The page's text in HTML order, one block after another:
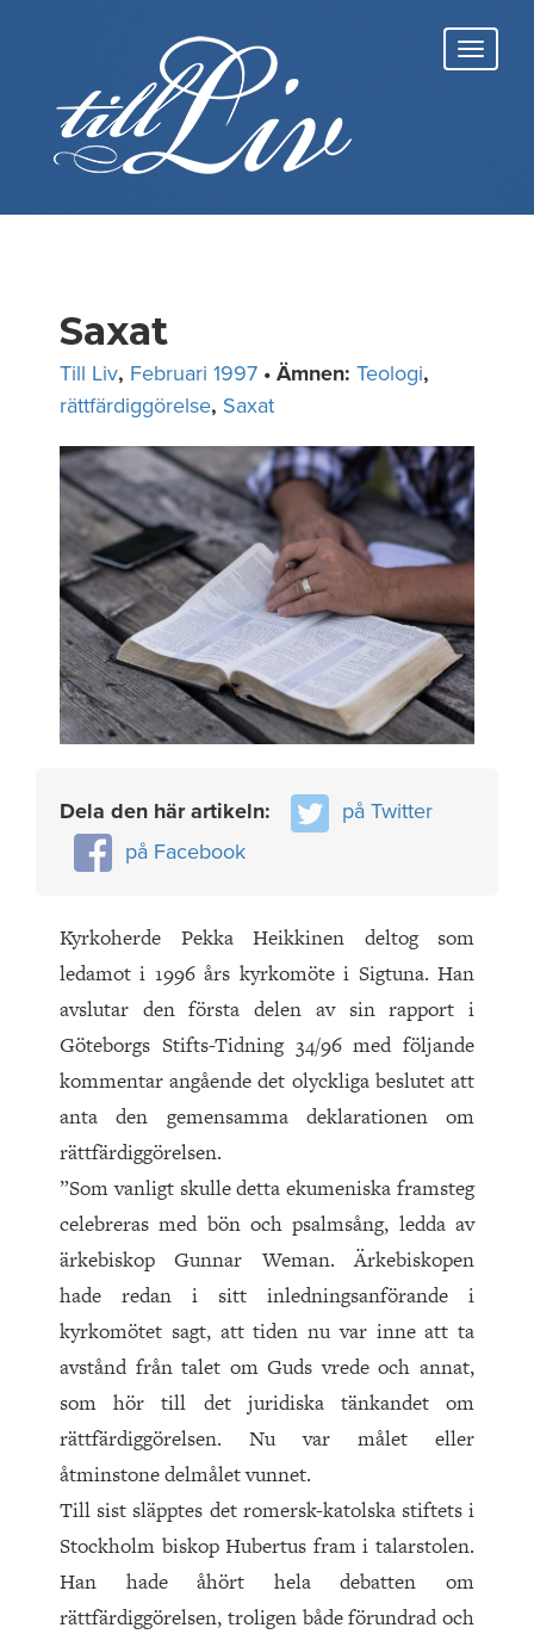
Saxat
Till Liv, Februari 1997 • Ämnen: Teologi,
rättfärdiggörelse, Saxat
Dela den här artikeln:
på Twitter
på Facebook
Kyrkoherde Pekka Heikkinen deltog som
ledamot i 1996 års kyrkomöte i Sigtuna. Han
avslutar den första delen av sin rapport i
Göteborgs Stifts-Tidning 34/96 med följande
kommentar angående det olyckliga beslutet att
anta den gemensamma deklarationen om
rättfärdiggörelsen.
”Som vanligt skulle detta ekumeniska framsteg
celebreras med bön och psalmsång, ledda av
ärkebiskop Gunnar Weman. Ärkebiskopen
hade redan i sitt inledningsanförande i
kyrkomötet sagt, att tiden nu var inne att ta
avstånd från talet om Guds vrede och annat,
som hör till det juridiska tänkandet om
rättfärdiggörelsen. Nu var målet eller
åtminstone delmålet vunnet.
Till sist släpptes det romersk-katolska stiftets i
Stockholm biskop Hubertus fram i talarstolen.
Han hade åhört hela debatten om
rättfärdiggörelsen, troligen både förundrad och